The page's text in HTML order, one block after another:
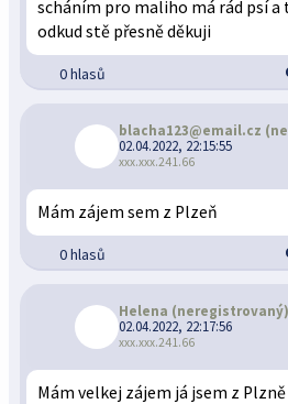
scháním pro maliho má rád psí a
odkud stě přesně děkuji
0 hlasů
blacha123@email.cz
02.04.2022, 22:15:55
xxx.xxx.241.66
Mám zájem sem z Plzeň
0 hlasů
Helena (neregistrovaný)
02.04.2022, 22:17:56
xxx.xxx.241.66
Mám velkej zájem já jsem z